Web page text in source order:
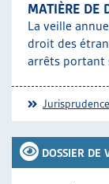
MATIÈRE DE
La veille
droit des
arrêts portant
Jurisprudence
DOSSIER DE